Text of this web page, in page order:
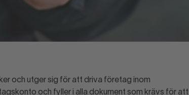
och utger sig för att driva företag inom
och fyller i alla dokument som krävs för att